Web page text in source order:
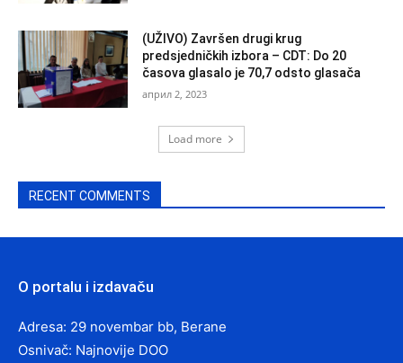
(UŽIVO) Završen drugi krug
predsjedničkih izbora – CDT: Do 20
časova glasalo je 70,7 odsto glasača
април 2, 2023
Load more
RECENT COMMENTS
O portalu i izdavaču
Adresa: 29 novembar bb, Berane
Osnivač: Najnovije DOO